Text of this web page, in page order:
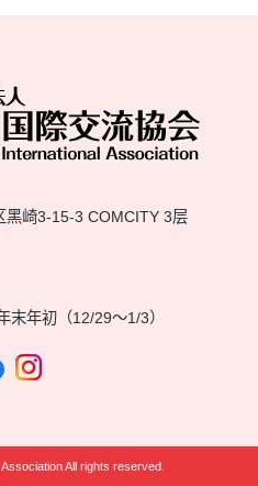
黑崎3-15-3 COMCITY 3层
末年初（12/29～1/3）
All rights reserved.